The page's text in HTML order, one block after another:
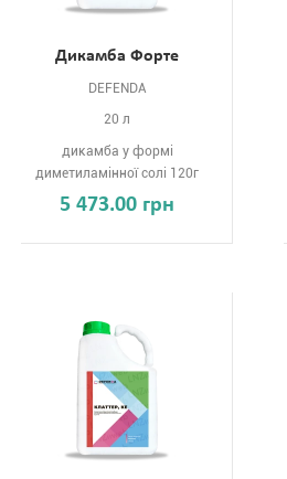
Дикамба Форте
DEFENDA
20 л
дикамба у формі
диметиламінної солі 120г
5 473.00 грн